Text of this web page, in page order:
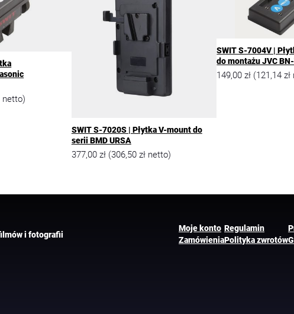
netto)
SWIT S-7020S | Płytka V-mount do
serii BMD URSA
377,00 zł (306,50 złnetto)
SWIT S-7004V |
do montażu JVC
149,00zł (121,14zł
i fotografii
Moje konto
Zamówienia
Regulamin
Polityka zwrotów